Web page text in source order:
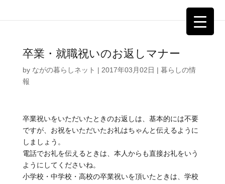
卒業・就職祝いのお返しマナー
by ながの暮らしネット | 2017年03月02日 | 暮らしの情
報
卒業祝いをいただいたときのお返しは、基本的には不要
ですが、お祝をいただいたお礼はちゃんと伝えるように
しましょう。
電話でお礼を伝えるときは、本人からも直接お礼をいう
ようにしてくださいね。
小学校・中学校・高校の卒業祝いを頂いたときは、学校